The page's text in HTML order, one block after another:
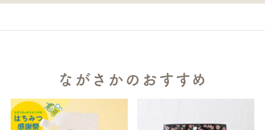
ながさかのおすすめ